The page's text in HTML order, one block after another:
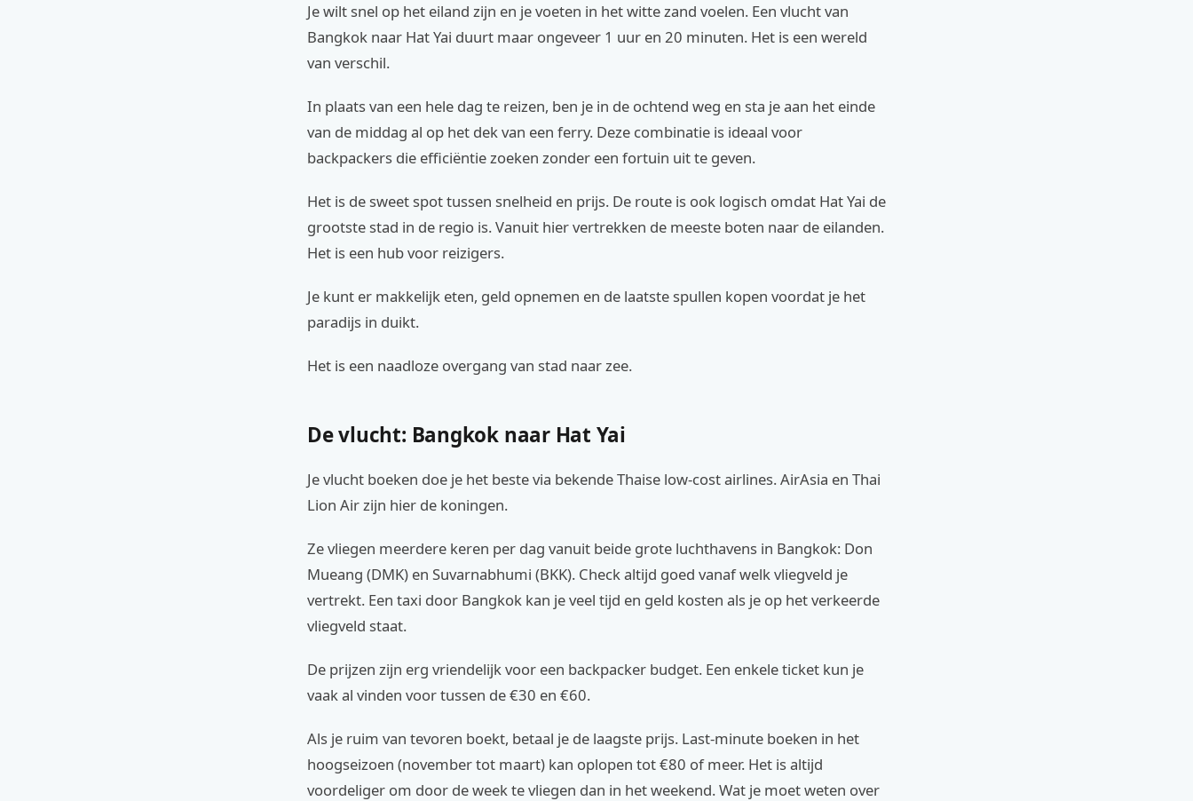
Je wilt snel op het eiland zijn en je voeten in het witte zand voelen. Een vlucht van
Bangkok naar Hat Yai duurt maar ongeveer 1 uur en 20 minuten. Het is een wereld
van verschil.
In plaats van een hele dag te reizen, ben je in de ochtend weg en sta je aan het einde
van de middag al op het dek van een ferry. Deze combinatie is ideaal voor
backpackers die efficiëntie zoeken zonder een fortuin uit te geven.
Het is de sweet spot tussen snelheid en prijs. De route is ook logisch omdat Hat Yai de
grootste stad in de regio is. Vanuit hier vertrekken de meeste boten naar de eilanden.
Het is een hub voor reizigers.
Je kunt er makkelijk eten, geld opnemen en de laatste spullen kopen voordat je het
paradijs in duikt.
Het is een naadloze overgang van stad naar zee.
De vlucht: Bangkok naar Hat Yai
Je vlucht boeken doe je het beste via bekende Thaise low-cost airlines. AirAsia en Thai
Lion Air zijn hier de koningen.
Ze vliegen meerdere keren per dag vanuit beide grote luchthavens in Bangkok: Don
Mueang (DMK) en Suvarnabhumi (BKK). Check altijd goed vanaf welk vliegveld je
vertrekt. Een taxi door Bangkok kan je veel tijd en geld kosten als je op het verkeerde
vliegveld staat.
De prijzen zijn erg vriendelijk voor een backpacker budget. Een enkele ticket kun je
vaak al vinden voor tussen de €30 en €60.
Als je ruim van tevoren boekt, betaal je de laagste prijs. Last-minute boeken in het
hoogseizoen (november tot maart) kan oplopen tot €80 of meer. Het is altijd
voordeliger om door de week te vliegen dan in het weekend. Wat je moet weten over